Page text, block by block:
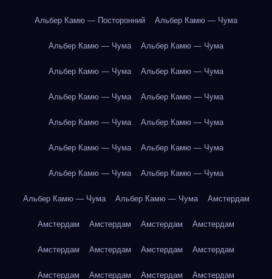
Альбер Камю — Посторонний Альбер Камю — Чума
Альбер Камю — Чума Альбер Камю — Чума
Альбер Камю — Чума Альбер Камю — Чума
Альбер Камю — Чума Альбер Камю — Чума
Альбер Камю — Чума Альбер Камю — Чума
Альбер Камю — Чума Альбер Камю — Чума
Альбер Камю — Чума Альбер Камю — Чума
Альбер Камю — Чума Альбер Камю — Чума Амстердам
Амстердам Амстердам Амстердам Амстердам
Амстердам Амстердам Амстердам Амстердам
Амстердам Амстердам Амстердам Амстердам